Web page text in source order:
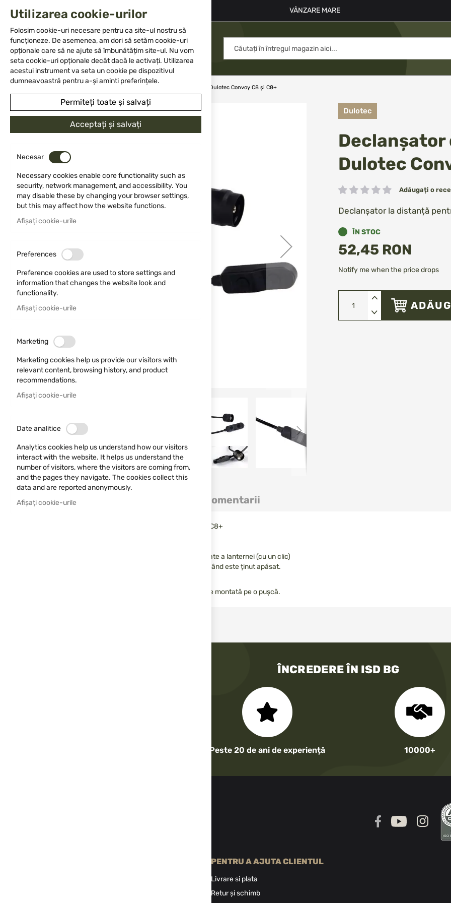
+359 2 983 5014 office@isd-bg.com
Skip
Content
VÂNZARE MARE
MENIU
Declanșator de la distanță pentru Dulotec Convoy C8 și C8+
Dulotec
Dulotec
Rating: Adăugați o
Declanșator la distanță
ÎN STOC
52,45 RON
Notify me when the price drops
la
imagini
Sari
la
inceputul
Detalii
Declanșator de la distanță pentru lanterna Convoy C8 și C8+
Unul funcționează identic cu butonul de pe partea din spate a lanternei (cu un clic)
Celălalt este pentru acțiune momentană - numai atunci când este ținut apăsat.
Permite controlul convenabil al lanternei atunci când este montată pe o pușcă.
Comentarii
ÎNCREDERE ÎN ISD BG
Peste 20 de ani de experiență 10000+
PENTRU A AJUTA CLIENTUL
Livrare si plata
Retur și schimb
Utilizarea cookie-urilor
Folosim cookie-uri necesare pentru ca site-ul nostru să
funcționeze. De asemenea, am dori să setăm cookie-uri
opționale care să ne ajute să îmbunătățim site-ul. Nu vom
seta cookie-uri opționale decât dacă le activați. Utilizarea
acestui instrument va seta un cookie pe dispozitivul
dumneavoastră pentru a-și aminti preferințele.
Permiteți toate și salvați
Acceptați și salvați
Necesar
Necessary cookies enable core functionality such as
security, network management, and accessibility. You
may disable these by changing your browser settings,
but this may affect how the website functions.
Afișați cookie-urile
Preferences
Preference cookies are used to store settings and
information that changes the website look and
functionality.
Afișați cookie-urile
Marketing
Marketing cookies help us provide our visitors with
relevant content, browsing history, and product
recommendations.
Afișați cookie-urile
Date analitice
Analytics cookies help us understand how our visitors
interact with the website. It helps us understand the
number of visitors, where the visitors are coming from,
and the pages they navigate. The cookies collect this
data and are reported anonymously.
Afișați cookie-urile